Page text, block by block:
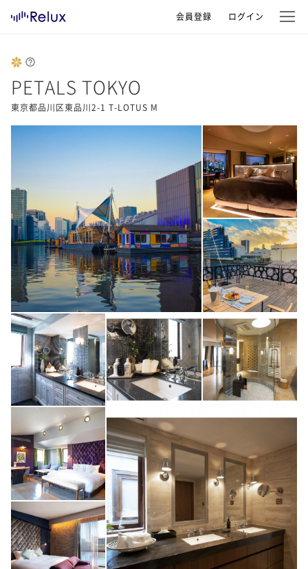
会員登録 ログイン
PETALS TOKYO
東京都品川区東品川2-1 T-LOTUS M